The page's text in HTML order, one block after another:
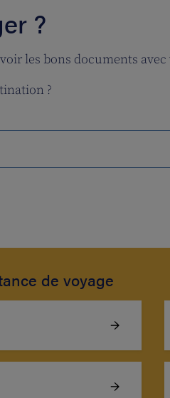
?
les bons documents
?
de voyage